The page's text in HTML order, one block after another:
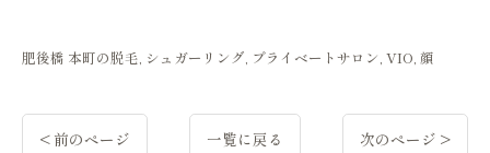
肥後橋 本町の脱毛 シュガーリング プライベートサロン VIO 顔
< 前のページ 一覧に戻る 次のページ >